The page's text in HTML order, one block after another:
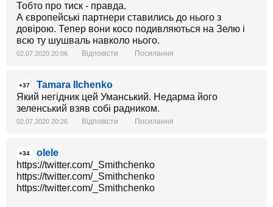
Тобто про тиск - правда.
А європейські партнери ставились до нього з
довірою. Тепер вони косо подивляються на Зелю і
всю ту шушваль навколо нього.
02.07.2020 20:06 Відповісти Посилання
+37
Tamara Ilchenko
Який негідник цей Уманський. Недарма його
зеленський взяв собі радником.
02.07.2020 20:26 Відповісти Посилання
+34
olele
https://twitter.com/_Smithchenko
https://twitter.com/_Smithchenko
https://twitter.com/_Smithchenko